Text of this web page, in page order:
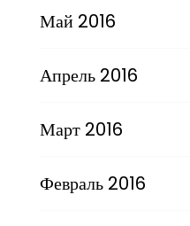
Май 2016
Апрель 2016
Март 2016
Февраль 2016